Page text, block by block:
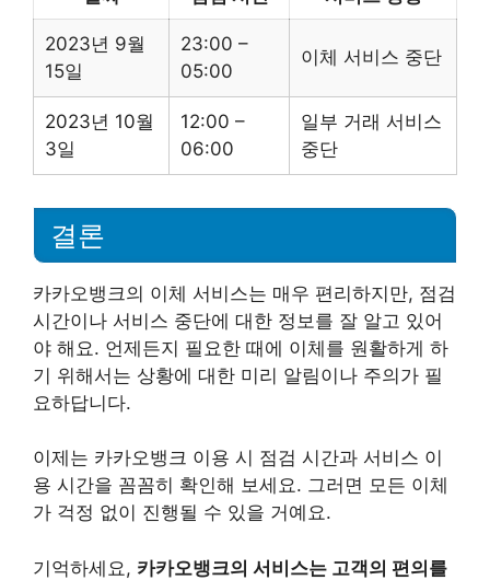
2023년 9월
15일
23:00 –
05:00
이체 서비스 중단
2023년 10월
3일
12:00 –
06:00
일부 거래 서비스
중단
결론
카카오뱅크의 이체 서비스는 매우 편리하지만, 점검
시간이나 서비스 중단에 대한 정보를 잘 알고 있어
야 해요. 언제든지 필요한 때에 이체를 원활하게 하
기 위해서는 상황에 대한 미리 알림이나 주의가 필
요하답니다.
이제는 카카오뱅크 이용 시 점검 시간과 서비스 이
용 시간을 꼼꼼히 확인해 보세요. 그러면 모든 이체
가 걱정 없이 진행될 수 있을 거예요.
기억하세요, 카카오뱅크의 서비스는 고객의 편의를